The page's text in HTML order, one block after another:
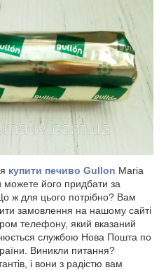
купити печиво Gullon Maria
можете його придбати за
ж для цього потрібно? Вам
замовлення на нашому сайті
телефону, який вказаний
службою Нова Пошта по
Виникли питання?
і вони з радістю вам